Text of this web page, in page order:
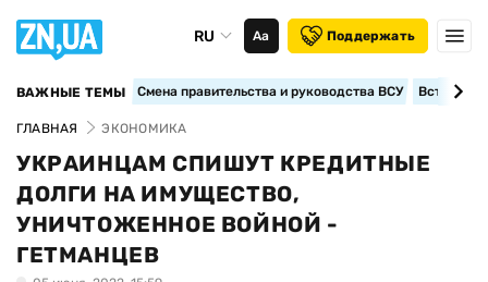
RU Аа Поддержать
ВАЖНЫЕ ТЕМЫ Смена правительства и руководства ВСУ
ГЛАВНАЯ ЭКОНОМИКА
УКРАИНЦАМ СПИШУТ КРЕДИТНЫЕ
ДОЛГИ НА ИМУЩЕСТВО,
УНИЧТОЖЕННОЕ ВОЙНОЙ -
ГЕТМАНЦЕВ